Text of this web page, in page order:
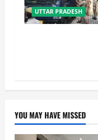
UTTAR PRADESH
YOU MAY HAVE MISSED